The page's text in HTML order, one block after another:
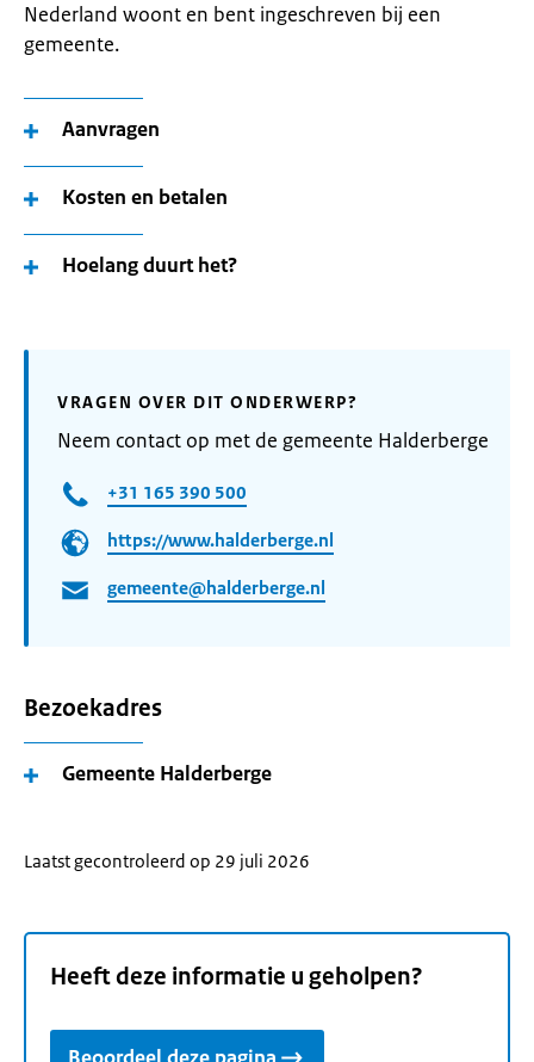
Nederland woont en bent ingeschreven bij een
gemeente.
Aanvragen
Kosten en betalen
Hoelang duurt het?
VRAGEN OVER DIT ONDERWERP?
Neem contact op met de gemeente Halderberge
+31 165 390 500
https://www.halderberge.nl
gemeente@halderberge.nl
Bezoekadres
Gemeente Halderberge
Laatst gecontroleerd op 29 juli 2026
Heeft deze informatie u geholpen?